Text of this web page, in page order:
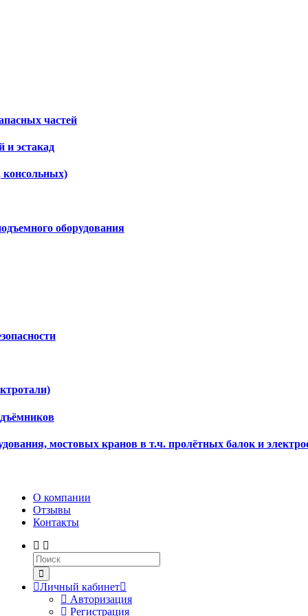
частей
и эстакад
консольных)
оборудования
мостовых кранов в т.ч. пролётных балок и
О компании
Отзывы
Контакты
Личный кабинет
Авторизация
Регистрация